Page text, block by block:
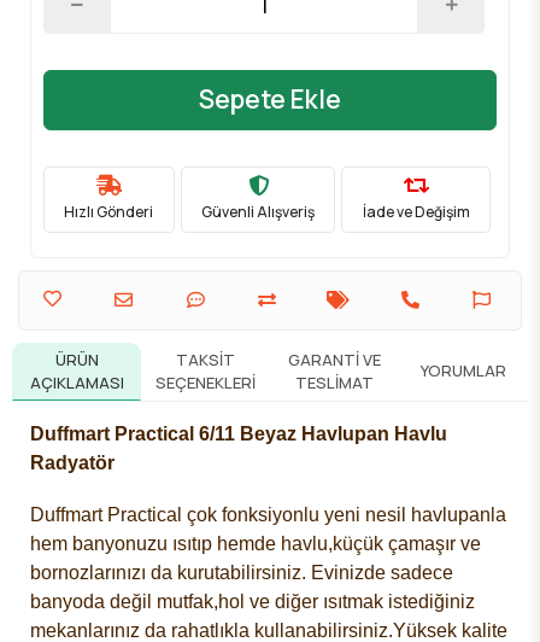
Sepete Ekle
Hızlı Gönderi Güvenli Alışveriş İade ve Değişim
ÜRÜN
AÇIKLAMASI
TAKSIT
SEÇENEKLERI
GARANTI VE
TESLIMAT
YORUMLAR
Duffmart Practical 6/11 Beyaz Havlupan Havlu
Radyatör
Duffmart Practical çok fonksiyonlu yeni nesil havlupanla
hem banyonuzu ısıtıp hemde havlu,küçük çamaşır ve
bornozlarınızı da kurutabilirsiniz. Evinizde sadece
banyoda değil mutfak,hol ve diğer ısıtmak istediğiniz
mekanlarınız da rahatlıkla kullanabilirsiniz.Yüksek kalite